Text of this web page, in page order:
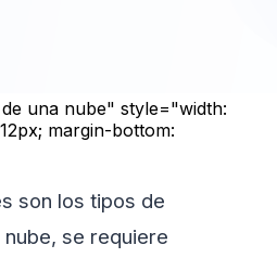
una nube" style="width:
margin-bottom:
son los tipos de
se requiere